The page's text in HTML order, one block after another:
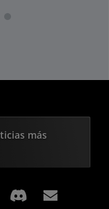
más
Facebook